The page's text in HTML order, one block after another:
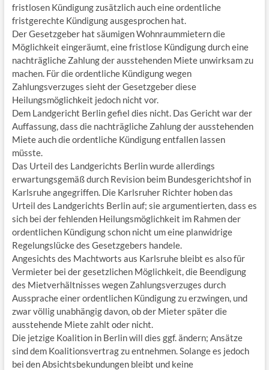
fristlosen Kündigung zusätzlich auch eine ordentliche
fristgerechte Kündigung ausgesprochen hat.
Der Gesetzgeber hat säumigen Wohnraummietern die
Möglichkeit eingeräumt, eine fristlose Kündigung durch eine
nachträgliche Zahlung der ausstehenden Miete unwirksam zu
machen. Für die ordentliche Kündigung wegen
Zahlungsverzuges sieht der Gesetzgeber diese
Heilungsmöglichkeit jedoch nicht vor.
Dem Landgericht Berlin gefiel dies nicht. Das Gericht war der
Auffassung, dass die nachträgliche Zahlung der ausstehenden
Miete auch die ordentliche Kündigung entfallen lassen
müsste.
Das Urteil des Landgerichts Berlin wurde allerdings
erwartungsgemäß durch Revision beim Bundesgerichtshof in
Karlsruhe angegriffen. Die Karlsruher Richter hoben das
Urteil des Landgerichts Berlin auf; sie argumentierten, dass es
sich bei der fehlenden Heilungsmöglichkeit im Rahmen der
ordentlichen Kündigung schon nicht um eine planwidrige
Regelungslücke des Gesetzgebers handele.
Angesichts des Machtworts aus Karlsruhe bleibt es also für
Vermieter bei der gesetzlichen Möglichkeit, die Beendigung
des Mietverhältnisses wegen Zahlungsverzuges durch
Aussprache einer ordentlichen Kündigung zu erzwingen, und
zwar völlig unabhängig davon, ob der Mieter später die
ausstehende Miete zahlt oder nicht.
Die jetzige Koalition in Berlin will dies ggf. ändern; Ansätze
sind dem Koalitionsvertrag zu entnehmen. Solange es jedoch
bei den Absichtsbekundungen bleibt und keine